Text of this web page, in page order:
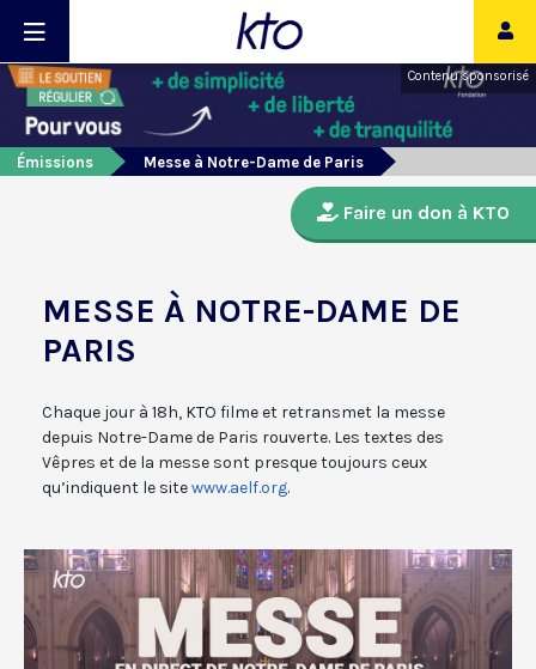
Contenu sponsorisé
Émissions Messe à Notre-Dame de Paris
Faire un don à KTO
MESSE À NOTRE-DAME DE
PARIS
Chaque jour à 18h, KTO filme et retransmet la messe
depuis Notre-Dame de Paris rouverte. Les textes des
Vêpres et de la messe sont presque toujours ceux
qu’indiquent le sitewww.aelf.org.